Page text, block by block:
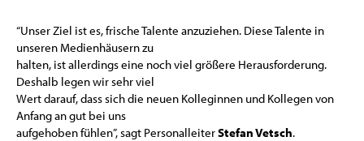
“Unser Ziel ist es, frische Talente anzuziehen. Diese Talente in
unseren Medienhäusern zu
halten, ist allerdings eine noch viel größere Herausforderung.
Deshalb legen wir sehr viel
Wert darauf, dass sich die neuen Kolleginnen und Kollegen von
Anfang an gut bei uns
aufgehoben fühlen”, sagt PersonalleiterStefan Vetsch.